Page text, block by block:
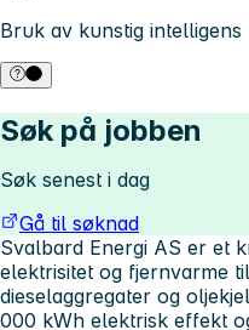
Bruk av kunstig intelligens
Søk på jobben
Søk senest i dag
Gå til søknad
Svalbard Energi AS er et
elektrisitet og fjernvarme
dieselaggregater og
000 kWh elektrisk effekt